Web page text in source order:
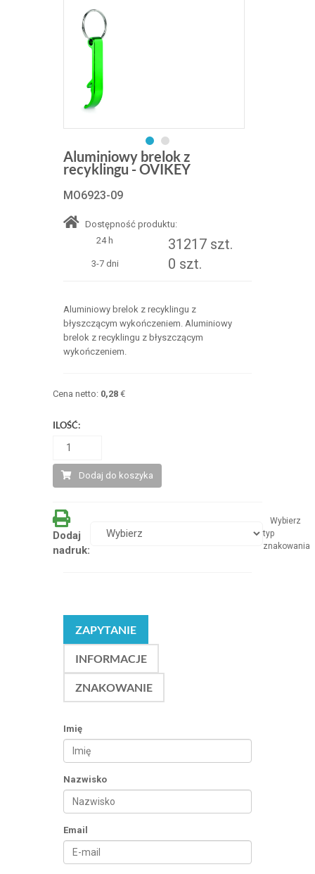
Aluminiowy brelok z
recyklingu - OVIKEY
MO6923-09
Dostępność produktu:
24 h
31217 szt.
3-7 dni 0 szt.
Aluminiowy brelok z recyklingu z
błyszczącym wykończeniem. Aluminiowy
brelok z recyklingu z błyszczącym
wykończeniem.
Cena netto: 0,28€
ILOŚĆ:
Dodaj do koszyka
Dodaj
nadruk:
Wybierz
typ
znakowania
ZAPYTANIE
INFORMACJE
ZNAKOWANIE
Imię
Nazwisko
Email